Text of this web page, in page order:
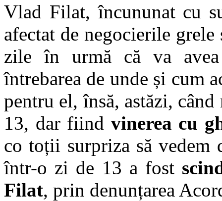
Vlad Filat, încununat cu
afectat de negocierile
zile în urmă că va
întrebarea de unde și cum
pentru el, însă, astăzi,
13, dar fiind vinerea cu
co toții surpriza să vedem
într-o zi de 13 a fost
Filat, prin denunțarea